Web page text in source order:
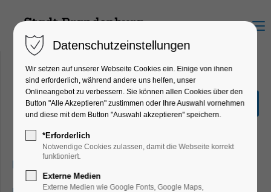
Menu
Ist das Kunst oder kann
das weg? Bestand erhalten
Bildung, Vortrag
Datenschutzeinstellungen
Wir setzen auf unserer Webseite Cookies ein. Einige von ihnen
sind erforderlich, während andere uns helfen, unser
Onlineangebot zu verbessern. Sie können allen Cookies über den
Button "Alle Akzeptieren" zustimmen oder Ihre Auswahl vornehmen
und diese mit dem Button "Auswahl akzeptieren" speichern.
*Erforderlich
Notwendige Cookies zulassen, damit die Webseite korrekt
funktioniert.
Externe Medien
Externe Medien wie Google Fonts, Google Maps,